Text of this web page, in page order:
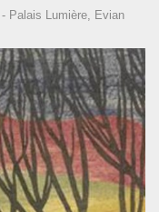
Palais Lumière, Evian